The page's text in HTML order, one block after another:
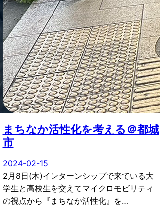
まちなか活性化を考える＠都城
市
2024-02-15
2月8日(木)インターンシップで来ている大
学生と高校生を交えてマイクロモビリティ
の視点から『まちなか活性化』を…